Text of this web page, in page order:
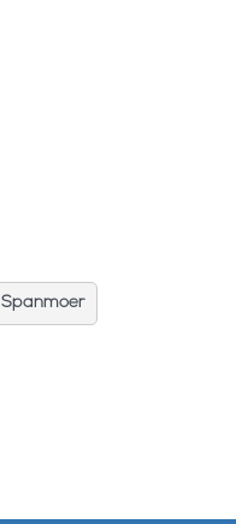
Spanmoer